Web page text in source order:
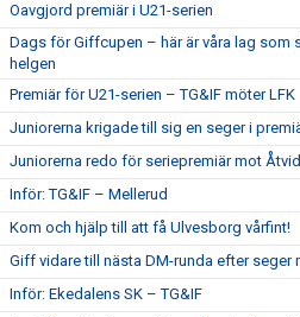
Oavgjord premiär i U21-serien
Dags för Giffcupen – här är våra lag som
helgen
Premiär för U21-serien – TG&IF möter LFK
Juniorerna krigade till sig en seger i
Juniorerna redo för seriepremiär mot
Inför: TG&IF – Mellerud
Kom och hjälp till att få Ulvesborg vårfint!
Giff vidare till nästa DM-runda efter seger
Inför: Ekedalens SK – TG&IF